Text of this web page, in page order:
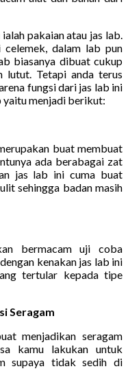
pakaian atau jas lab.
dalam lab pun
biasanya dibuat cukup
lutut. Tetapi anda terus
fungsi dari jas lab ini
yaitu menjadi berikut:
buat membuat
ada berabagai zat
jas lab ini cuma buat
sehingga badan masih
bermacam uji coba
kenakan jas lab ini
tertular kepada tipe
Seragam
menjadikan seragam
kamu lakukan untuk
supaya tidak sedih di